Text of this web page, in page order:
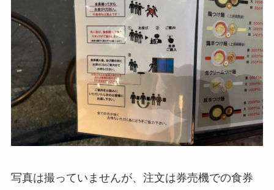
写真は撮っていませんが、注文は券売機での食券